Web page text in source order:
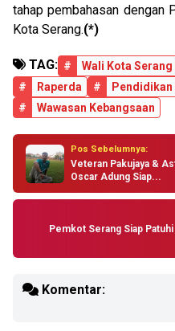
tahap pembahasan dengan
Kota Serang.(*)
TAG: # Wali Kota Serang
#
Raperda #
#
Wawasan Kebangsaan
Pos Sebelumnya:
Veteran Pakujaya &
Oscar Adung Siap...
Pemkot Serang Siap
Komentar: